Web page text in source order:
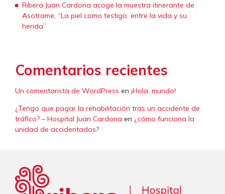
Ribera Juan Cardona acoge la muestra itinerante de
Asotrame, “La piel como testigo: entre la vida y su
herida”
Comentarios recientes
Un comentarista de WordPress en ¡Hola, mundo!
¿Tengo que pagar la rehabilitación tras un accidente de
tráfico? – Hospital Juan Cardona en ¿cómo funciona la
unidad de accidentados?